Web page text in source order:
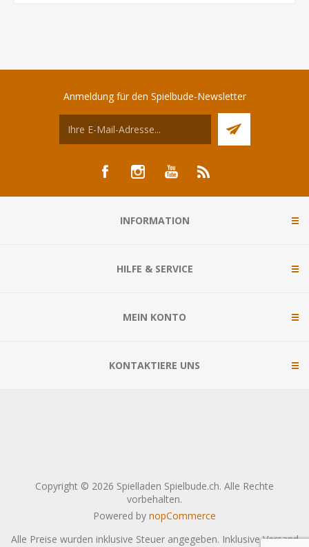
Anmeldung für den Spielbude-Newsletter
INFORMATION
HILFE & SERVICE
MEIN KONTO
KONTAKTIERE UNS
Copyright © 2026 Spielladen Spielbude.ch. Alle Rechte
vorbehalten.
Powered by nopCommerce
Alle Preise wurden inklusive Steuer angegeben. InklusiveVersand